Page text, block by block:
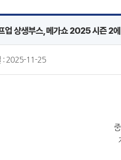
업 상생부스, 메가쇼 2025 시즌 2
: 2025-11-25